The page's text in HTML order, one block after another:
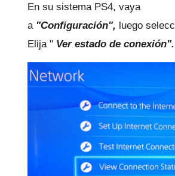
En su sistema PS4, vaya
a "Configuración", luego
Elija " Ver estado de conexión".